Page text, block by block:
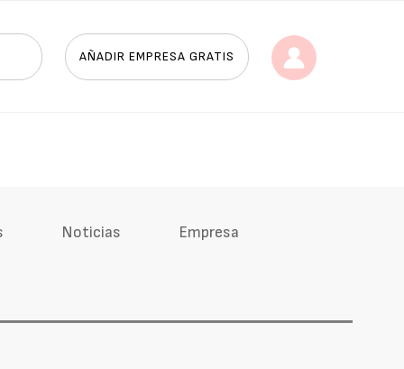
AÑADIR EMPRESA GRATIS
Noticias Empresa